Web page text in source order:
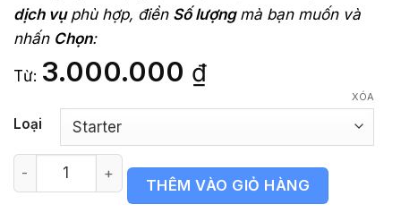
dịch vụphù hợp, điền Số lượng mà bạn muốn và
nhấn Chọn:
Từ: 3.000.000 ₫
Loại
XÓA
Dịch vụ chăm sóc fanpage Facebook số lượng
THÊM VÀO GIỎ HÀNG